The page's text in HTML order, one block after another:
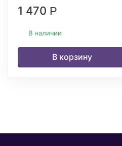
1 470 Р
В наличии
В корзину